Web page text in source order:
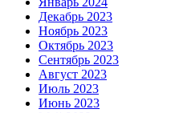
Декабрь 2023
Ноябрь 2023
Октябрь 2023
Сентябрь 2023
Август 2023
Июль 2023
Июнь 2023